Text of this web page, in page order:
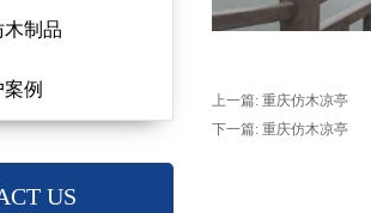
制品
例
US
上一篇: 重庆仿木凉亭
下一篇: 重庆仿木凉亭